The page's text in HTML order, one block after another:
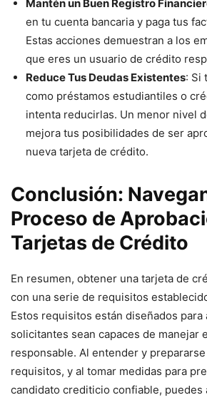
Mantén un Buen Registro
en tu cuenta bancaria y paga tus
Estas acciones demuestran a los
que eres un usuario de crédito
Reduce Tus Deudas Existentes: Si
como préstamos estudiantiles o
intenta reducirlas. Un menor nivel
mejora tus posibilidades de ser
nueva tarjeta de crédito.
Conclusión:
Proceso de
Tarjetas de Crédito
En resumen, obtener una tarjeta de
con una serie de requisitos
Estos requisitos están diseñados para
solicitantes sean capaces de manejar
responsable. Al entender y
requisitos, y al tomar medidas para
candidato crediticio confiable, puedes